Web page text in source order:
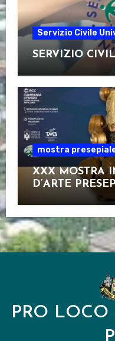
Servizio Civile
SERVIZIO
mostra
XXX MOSTRA
D’ARTE
PRO